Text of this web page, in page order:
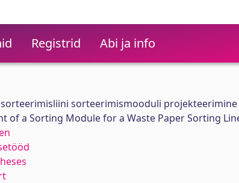
Registrid Abi ja info
sorteerimismooduli projekteerimine
of a Sorting Module for a Waste Paper Sorting